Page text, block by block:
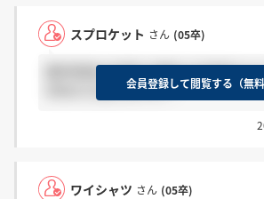
スプロケット さん (05卒)
最終面接の結果の連絡は合格者のみ
存知の方見えますか？会員登録して閲覧する（無料
ワイシャツ さん (05卒)